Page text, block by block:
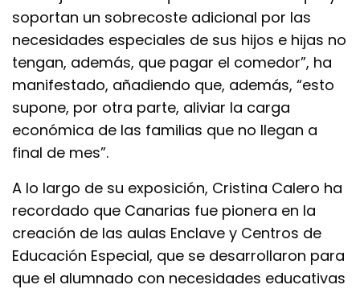
soportan un sobrecoste adicional por las
necesidades especiales de sus hijos e hijas no
tengan, además, que pagar el comedor”, ha
manifestado, añadiendo que, además, “esto
supone, por otra parte, aliviar la carga
económica de las familias que no llegan a
final de mes”.
A lo largo de su exposición, Cristina Calero ha
recordado que Canarias fue pionera en la
creación de las aulas Enclave y Centros de
Educación Especial, que se desarrollaron para
que el alumnado con necesidades educativas